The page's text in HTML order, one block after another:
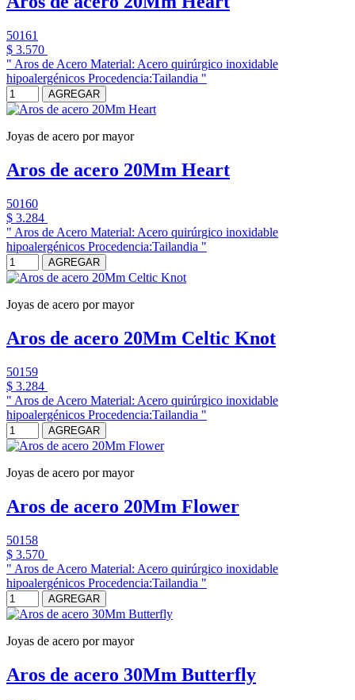
50161
$ 3.570
" Aros de Acero Material: Acero quirúrgico inoxidable
hipoalergénicos Procedencia:Tailandia "
AGREGAR
Joyas de acero por mayor
Aros de acero 20Mm Heart
50160
$ 3.284
" Aros de Acero Material: Acero quirúrgico inoxidable
hipoalergénicos Procedencia:Tailandia "
AGREGAR
Joyas de acero por mayor
Aros de acero 20Mm Celtic Knot
50159
$ 3.284
" Aros de Acero Material: Acero quirúrgico inoxidable
hipoalergénicos Procedencia:Tailandia "
AGREGAR
Joyas de acero por mayor
Aros de acero 20Mm Flower
50158
$ 3.570
" Aros de Acero Material: Acero quirúrgico inoxidable
hipoalergénicos Procedencia:Tailandia "
AGREGAR
Joyas de acero por mayor
Aros de acero 30Mm Butterfly